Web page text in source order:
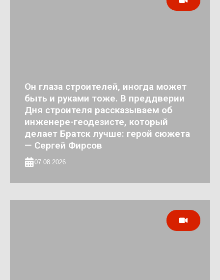
Он глаза строителей, иногда может
быть и руками тоже. В преддверии
Дня строителя рассказываем об
инженере-геодезисте, который
делает Братск лучше: герой сюжета
— Сергей Фирсов
07.08.2026